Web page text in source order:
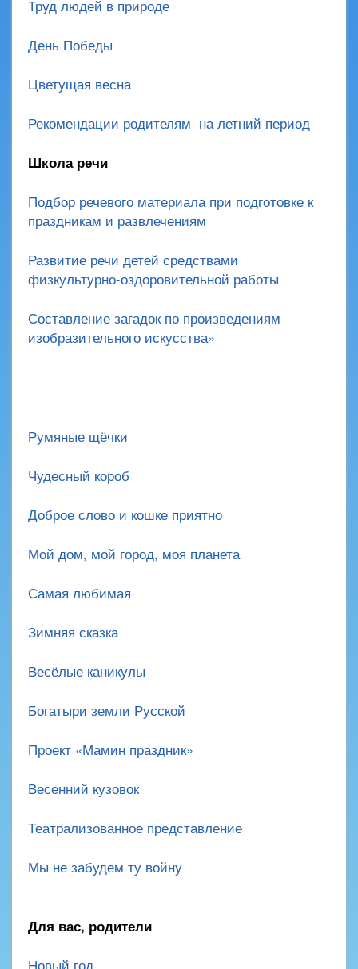
Труд людей в природе
День Победы
Цветущая весна
Рекомендации родителям на летний период
Школа речи
Подбор речевого материала при подготовке к
праздникам и развлечениям
Развитие речи детей средствами
физкультурно-оздоровительной работы
Составление загадок по произведениям
изобразительного искусства»
Румяные щёчки
Чудесный короб
Доброе слово и кошке приятно
Мой дом, мой город, моя планета
Самая любимая
Зимняя сказка
Весёлые каникулы
Богатыри земли Русской
Проект «Мамин праздник»
Весенний кузовок
Театрализованное представление
Мы не забудем ту войну
Для вас, родители
Новый год